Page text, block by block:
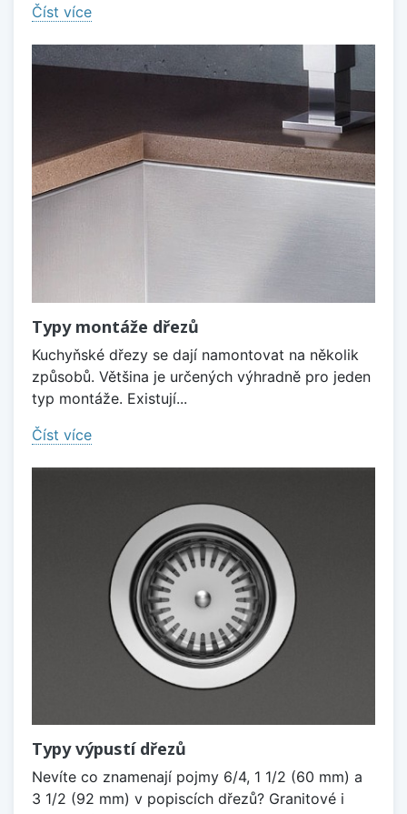
Číst více
Typy montáže dřezů
Kuchyňské dřezy se dají namontovat na několik
způsobů. Většina je určených výhradně pro jeden
typ montáže. Existují...
Číst více
Typy výpustí dřezů
Nevíte co znamenají pojmy 6/4, 1 1/2 (60 mm) a
3 1/2 (92 mm) v popiscích dřezů? Granitové i